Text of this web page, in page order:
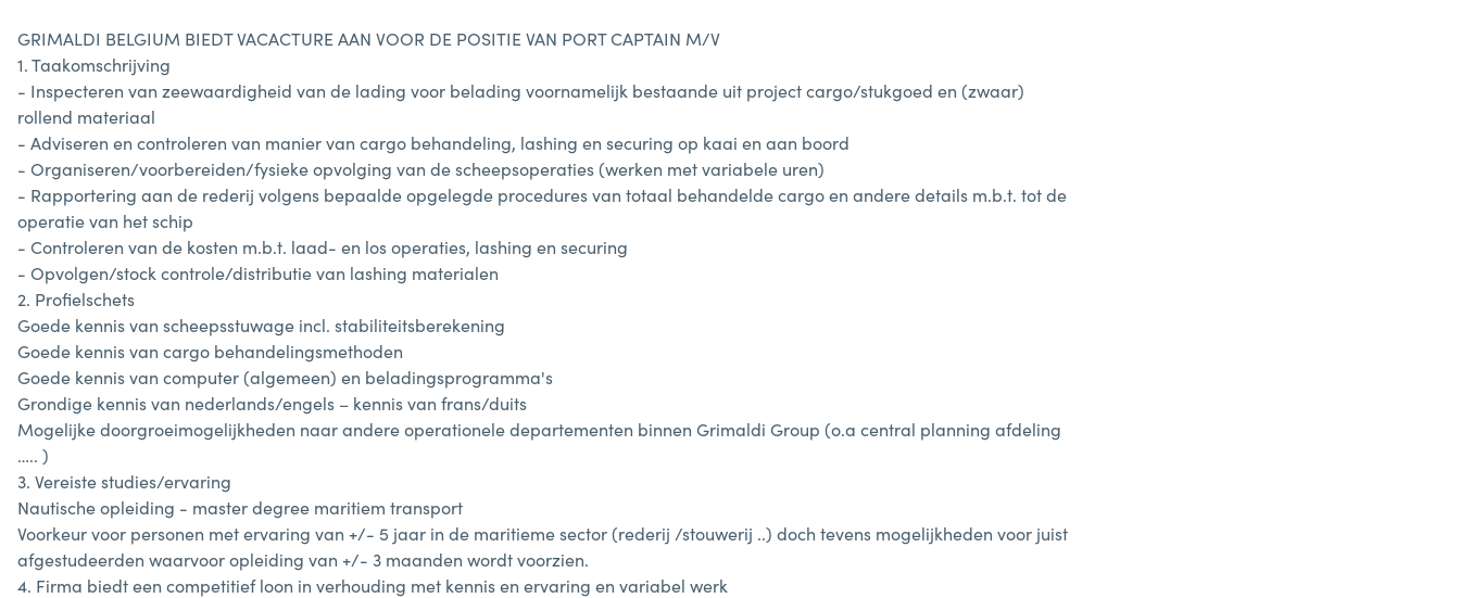
GRIMALDI BELGIUM BIEDT VACACTURE AAN VOOR DE POSITIE VAN PORT CAPTAIN M/V
1. Taakomschrijving
- Inspecteren van zeewaardigheid van de lading voor belading voornamelijk bestaande uit project cargo/stukgoed en (zwaar)
rollend materiaal
- Adviseren en controleren van manier van cargo behandeling, lashing en securing op kaai en aan boord
- Organiseren/voorbereiden/fysieke opvolging van de scheepsoperaties (werken met variabele uren)
- Rapportering aan de rederij volgens bepaalde opgelegde procedures van totaal behandelde cargo en andere details m.b.t. tot de
operatie van het schip
- Controleren van de kosten m.b.t. laad- en los operaties, lashing en securing
- Opvolgen/stock controle/distributie van lashing materialen
2. Profielschets
Goede kennis van scheepsstuwage incl. stabiliteitsberekening
Goede kennis van cargo behandelingsmethoden
Goede kennis van computer (algemeen) en beladingsprogramma's
Grondige kennis van nederlands/engels – kennis van frans/duits
Mogelijke doorgroeimogelijkheden naar andere operationele departementen binnen Grimaldi Group (o.a central planning afdeling
….. )
3. Vereiste studies/ervaring
Nautische opleiding - master degree maritiem transport
Voorkeur voor personen met ervaring van +/- 5 jaar in de maritieme sector (rederij /stouwerij ..) doch tevens mogelijkheden voor juist
afgestudeerden waarvoor opleiding van +/- 3 maanden wordt voorzien.
4. Firma biedt een competitief loon in verhouding met kennis en ervaring en variabel werk